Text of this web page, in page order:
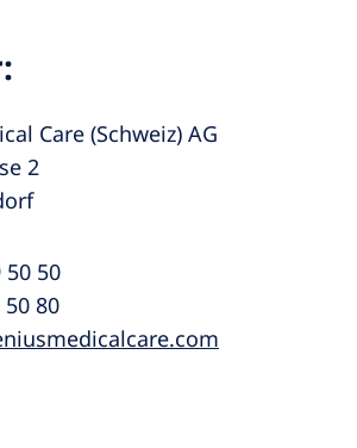
Care (Schweiz) AG
2
50 50
50 80